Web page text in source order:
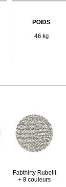
POIDS
46 kg
Fabthirty Rubelli
+ 8 couleurs